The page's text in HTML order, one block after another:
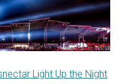
Light Up the Night